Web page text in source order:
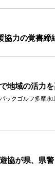
協力の覚書
地域の活力
パックゴルフ多摩
協が県、県